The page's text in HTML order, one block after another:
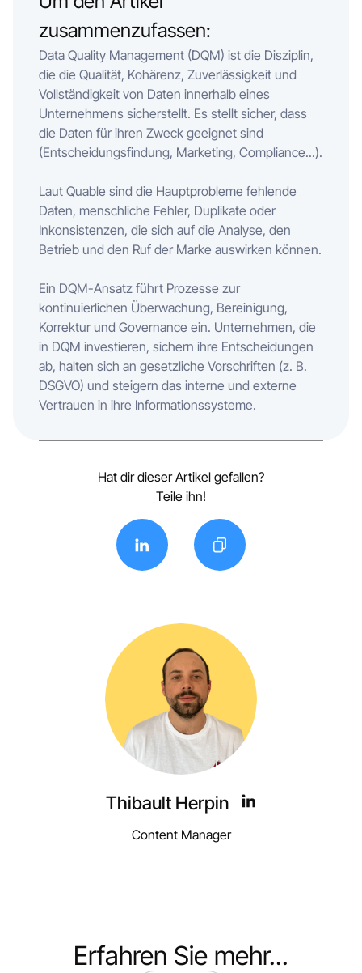
zusammenzufassen:
Data Quality Management (DQM) ist die Disziplin,
die die Qualität, Kohärenz, Zuverlässigkeit und
Vollständigkeit von Daten innerhalb eines
Unternehmens sicherstellt. Es stellt sicher, dass
die Daten für ihren Zweck geeignet sind
(Entscheidungsfindung, Marketing, Compliance...).
Laut Quable sind die Hauptprobleme fehlende
Daten, menschliche Fehler, Duplikate oder
Inkonsistenzen, die sich auf die Analyse, den
Betrieb und den Ruf der Marke auswirken können.
Ein DQM-Ansatz führt Prozesse zur
kontinuierlichen Überwachung, Bereinigung,
Korrektur und Governance ein. Unternehmen, die
in DQM investieren, sichern ihre Entscheidungen
ab, halten sich an gesetzliche Vorschriften (z. B.
DSGVO) und steigern das interne und externe
Vertrauen in ihre Informationssysteme.
Hat dir dieser Artikel gefallen?
Teile ihn!
Thibault Herpin
Content Manager
Erfahren Sie mehr...